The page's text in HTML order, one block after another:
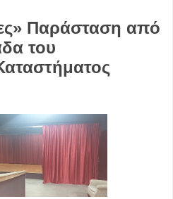
Παράσταση από
του